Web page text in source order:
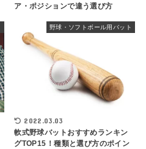
ア・ポジションで違う選び方
野球・ソフトボール用バット
2022.03.03
軟式野球バットおすすめランキン
グTOP15！種類と選び方のポイン